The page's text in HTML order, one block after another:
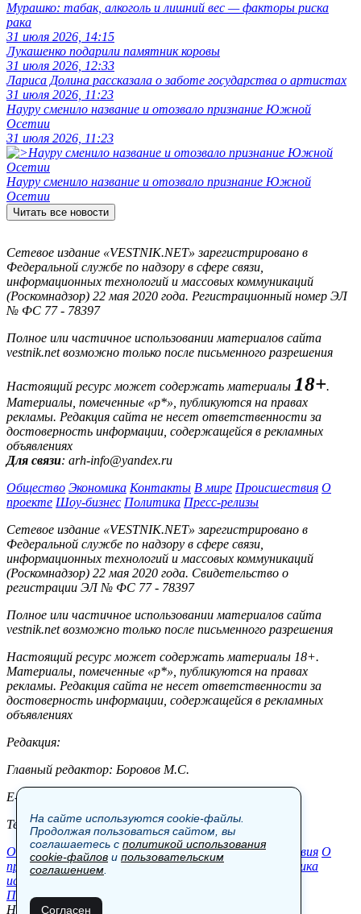
Мурашко: табак, алкоголь и лишний вес — факторы риска
рака
31 июля 2026, 14:15
Лукашенко подарили памятник коровы
31 июля 2026, 12:33
Лариса Долина рассказала о заботе государства о артистах
31 июля 2026, 11:23
Науру сменило название и отозвало признание Южной
Осетии
31 июля 2026, 11:23
Науру сменило название и отозвало признание Южной
Осетии
Читать все новости
Сетевое издание «VESTNIK.NET» зарегистрировано в
Федеральной службе по надзору в сфере связи,
информационных технологий и массовых коммуникаций
(Роскомнадзор) 22 мая 2020 года. Регистрационный номер ЭЛ
№ ФС 77 - 78397
Полное или частичное использовании материалов сайта
vestnik.net возможно только после письменного разрешения
Настоящий ресурс может содержать материалы 18+.
Материалы, помеченные «р*», публикуются на правах
рекламы. Редакция сайта не несет ответственности за
достоверность информации, содержащейся в рекламных
объявлениях
Для связи: arh-info@yandex.ru
Общество Экономика Контакты В мире Происшествия О
проекте Шоу-бизнес Политика Пресс-релизы
Сетевое издание «VESTNIK.NET» зарегистрировано в
Федеральной службе по надзору в сфере связи,
информационных технологий и массовых коммуникаций
(Роскомнадзор) 22 мая 2020 года. Свидетельство о
регистрации ЭЛ № ФС 77 - 78397
Полное или частичное использовании материалов сайта
vestnik.net возможно только после письменного разрешения
Настоящий ресурс может содержать материалы 18+.
Материалы, помеченные «р*», публикуются на правах
рекламы. Редакция сайта не несет ответственности за
достоверность информации, содержащейся в рекламных
объявлениях
Редакция:
Главный редактор: Боровов М.С.
E-mail: site@vestnik.net, reb.msk@yandex.ru
Тел.: +7 (921) 720-00-97
Общество Экономика Контакты В мире Происшествия О
проекте Шоу-бизнес Политика Пресс-релизы
Политика
использования cookie-файлов
Пользовательское соглашение
Новости, аналитика, прогнозы и другие материалы,
На сайте используются cookie-файлы.
Продолжая пользоваться сайтом, вы
соглашаетесь с политикой использования
cookie-файлов и пользовательским
соглашением
Согласен